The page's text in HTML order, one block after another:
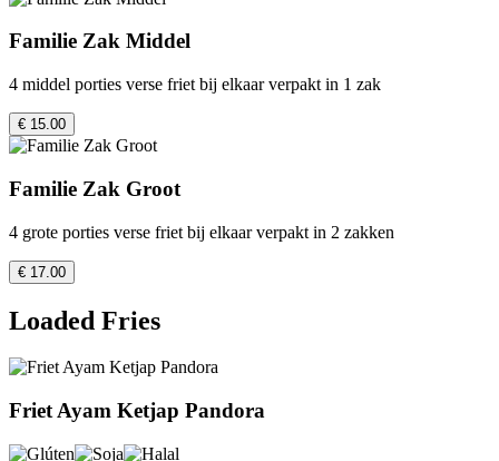
Familie Zak Middel
4 middel porties verse friet bij elkaar verpakt in 1 zak
€ 15.00
Familie Zak Groot
4 grote porties verse friet bij elkaar verpakt in 2 zakken
€ 17.00
Loaded Fries
Friet Ayam Ketjap Pandora